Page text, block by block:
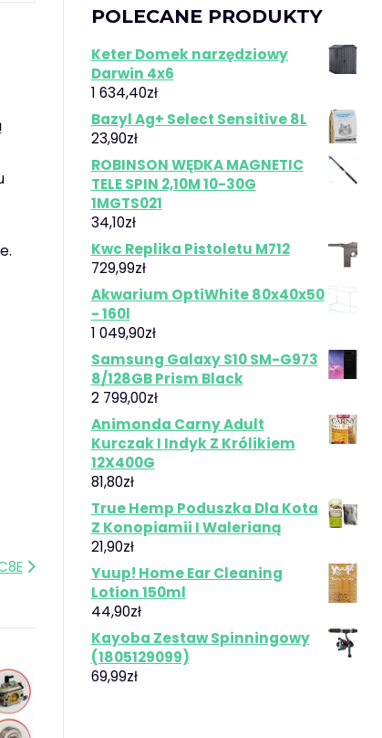
POLECANE PRODUKTY
Keter Domek narzędziowy
Darwin 4x6
1 634,40zł
Bazyl Ag+ Select Sensitive 8L
23,90zł
ROBINSON WĘDKA MAGNETIC
TELE SPIN 2,10M 10-30G
1MGTS021
34,10zł
Kwc Replika Pistoletu M712
729,99zł
Akwarium OptiWhite 80x40x50
- 160l
1 049,90zł
Samsung Galaxy S10 SM-G973
8/128GB Prism Black
2 799,00zł
Animonda Carny Adult
Kurczak I Indyk Z Królikiem
12X400G
81,80zł
True Hemp Poduszka Dla Kota
Z Konopiamii I Walerianą
21,90zł
Yuup! Home Ear Cleaning
Lotion 150ml
44,90zł
Kayoba Zestaw Spinningowy
(1805129099)
69,99zł